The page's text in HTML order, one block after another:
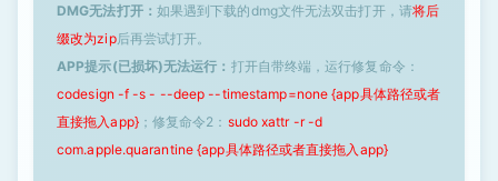
DMG无法打开： 如果遇到下载的dmg文件无法双击打开，请将后
缀改为zip后再尝试打开。
APP提示(已损坏)无法运行： 打开自带终端，运行修复命令：
codesign -f -s - --deep --timestamp=none {app具体路径或者
直接拖入app}；修复命令2： sudo xattr -r -d
com.apple.quarantine {app具体路径或者直接拖入app}